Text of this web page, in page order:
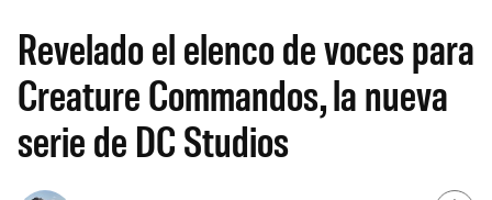
Revelado el elenco de voces para
Creature Commandos, la nueva
serie de DC Studios